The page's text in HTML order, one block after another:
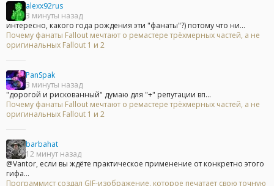
alexx92rus
3 минуты назад
интересно, какого года рождения эти "фанаты"?) потому что ни...
Почему фанаты Fallout мечтают о ремастере трёхмерных частей, а не
оригинальных Fallout 1 и 2
PanSpak
3 минуты назад
"дорогой и рискованный" думаю для "+" репутации вп...
Почему фанаты Fallout мечтают о ремастере трёхмерных частей, а не
оригинальных Fallout 1 и 2
barbahat
12 минут назад
@Vantor, если вы ждёте практическое применение от конкретно этого
гифа...
Программист создал GIF-изображение, которое печатает свою точную